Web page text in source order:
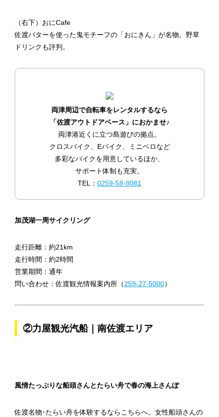
（右下）おにCafe
佐渡バターを使った鬼モチーフの「おにきん」が名物。野草
ドリンクも評判。
両津周辺で自転車をレンタルするなら
「佐渡アウトドアベース」におかませ♪
両津港近くに立つ島遊びの拠点。
クロスバイク、Eバイク、ミニベロなど
多彩なバイクを用意しているほか、
サポート体制も充実。
TEL： 0259-58-8081
加茂湖一周サイクリング
走行距離：約21km
走行時間：約2時間
営業期間：通年
問い合わせ：佐渡観光情報案内所（259-27-5000）
②力屋観光汽船｜南佐渡エリア
風情たっぷりな船頭さんとたらい舟で春の海上さんぽ
佐渡名物･たらい舟を体験するならこちらへ。女性船頭さんの